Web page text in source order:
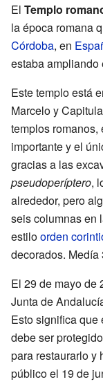
El Templo
la época romana
Córdoba, en
estaba ampliando
Este templo está
Marcelo y
templos romanos,
importante y el
gracias a las
pseudoperíptero,
alrededor, pero
seis columnas en
estiloorden
decorados. Medía
El 29 de mayo de
Junta de
Esto significa que
debe ser
para restaurarlo y
público el 19 de